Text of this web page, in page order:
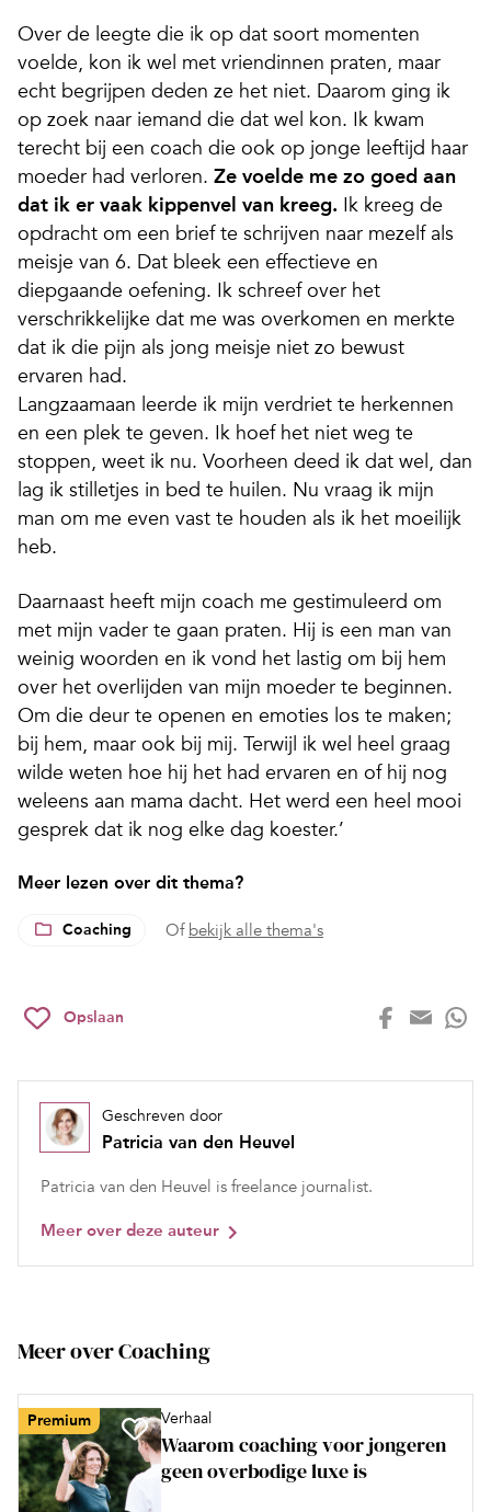
Over de leegte die ik op dat soort momenten
voelde, kon ik wel met vriendinnen praten, maar
echt begrijpen deden ze het niet. Daarom ging ik
op zoek naar iemand die dat wel kon. Ik kwam
terecht bij een coach die ook op jonge leeftijd haar
moeder had verloren. Ze voelde me zo goed aan
dat ik er vaak kippenvel van kreeg. Ik kreeg de
opdracht om een brief te schrijven naar mezelf als
meisje van 6. Dat bleek een effectieve en
diepgaande oefening. Ik schreef over het
verschrikkelijke dat me was overkomen en merkte
dat ik die pijn als jong meisje niet zo bewust
ervaren had.
Langzaamaan leerde ik mijn verdriet te herkennen
en een plek te geven. Ik hoef het niet weg te
stoppen, weet ik nu. Voorheen deed ik dat wel, dan
lag ik stilletjes in bed te huilen. Nu vraag ik mijn
man om me even vast te houden als ik het moeilijk
heb.
Daarnaast heeft mijn coach me gestimuleerd om
met mijn vader te gaan praten. Hij is een man van
weinig woorden en ik vond het lastig om bij hem
over het overlijden van mijn moeder te beginnen.
Om die deur te openen en emoties los te maken;
bij hem, maar ook bij mij. Terwijl ik wel heel graag
wilde weten hoe hij het had ervaren en of hij nog
weleens aan mama dacht. Het werd een heel mooi
gesprek dat ik nog elke dag koester.’
Meer lezen over dit thema?
Coaching Of bekijk alle thema's
Opslaan
Geschreven door
Patricia van den Heuvel
Patricia van den Heuvel is freelance journalist.
Meer over deze auteur
Meer over Coaching
Premium Verhaal
Waarom coaching voor jongeren
geen overbodige luxe is